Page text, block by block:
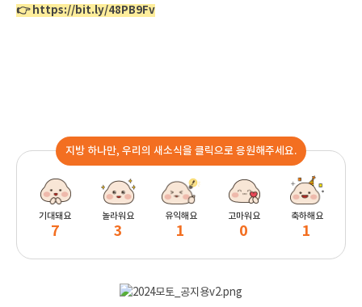
👉 https://bit.ly/48PB9Fv
지방 하나만, 우리의 새소식을 클릭으로 응원해주세요.
기대돼요
7
놀라워요
3
유익해요
1
고마워요
0
축하해요
1